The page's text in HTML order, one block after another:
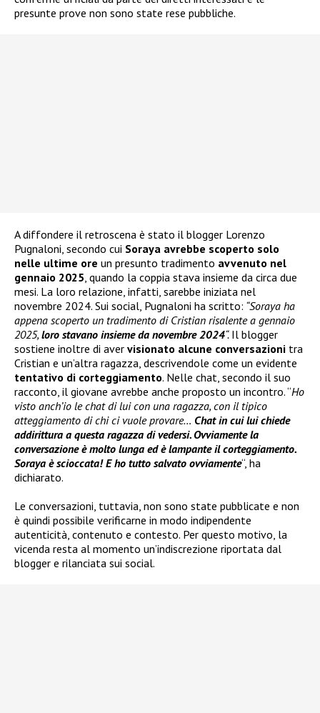
presunte prove non sono state rese pubbliche.
A diffondere il retroscena è stato il blogger Lorenzo
Pugnaloni, secondo cui Soraya avrebbe scoperto solo
nelle ultime ore un presunto tradimento avvenuto nel
gennaio 2025 , quando la coppia stava insieme da circa due
mesi. La loro relazione, infatti, sarebbe iniziata nel
novembre 2024. Sui social, Pugnaloni ha scritto: “Soraya ha
appena scoperto un tradimento di Cristian risalente a gennaio
2025, loro stavano insieme da novembre 2024“. Il blogger
sostiene inoltre di aver visionato alcune conversazioni tra
Cristian e un’altra ragazza, descrivendole come un evidente
tentativo di corteggiamento. Nelle chat, secondo il suo
racconto, il giovane avrebbe anche proposto un incontro. “Ho
visto anch’io le chat di lui con una ragazza, con il tipico
atteggiamento di chi ci vuole provare… Chat in cui lui chiede
addirittura a questa ragazza di vedersi. Ovviamente la
conversazione è molto lunga ed è lampante il corteggiamento.
Soraya è scioccata! E ho tutto salvato ovviamente“, ha
dichiarato.
Le conversazioni, tuttavia, non sono state pubblicate e non
è quindi possibile verificarne in modo indipendente
autenticità, contenuto e contesto. Per questo motivo, la
vicenda resta al momento un’indiscrezione riportata dal
blogger e rilanciata sui social.